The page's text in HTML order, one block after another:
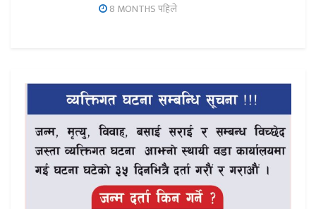
8 MONTHS पहिले